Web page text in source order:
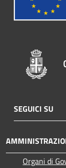
SEGUICI SU
Organi di